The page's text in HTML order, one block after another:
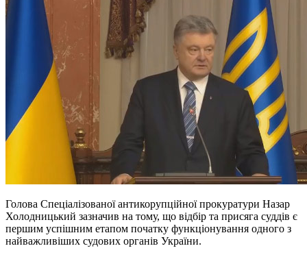
Голова Спеціалізованої антикорупційної прокуратури Назар
Холодницький зазначив на тому, що відбір та присяга суддів є
першим успішним етапом початку функціонування одного з
найважливіших судових органів України.